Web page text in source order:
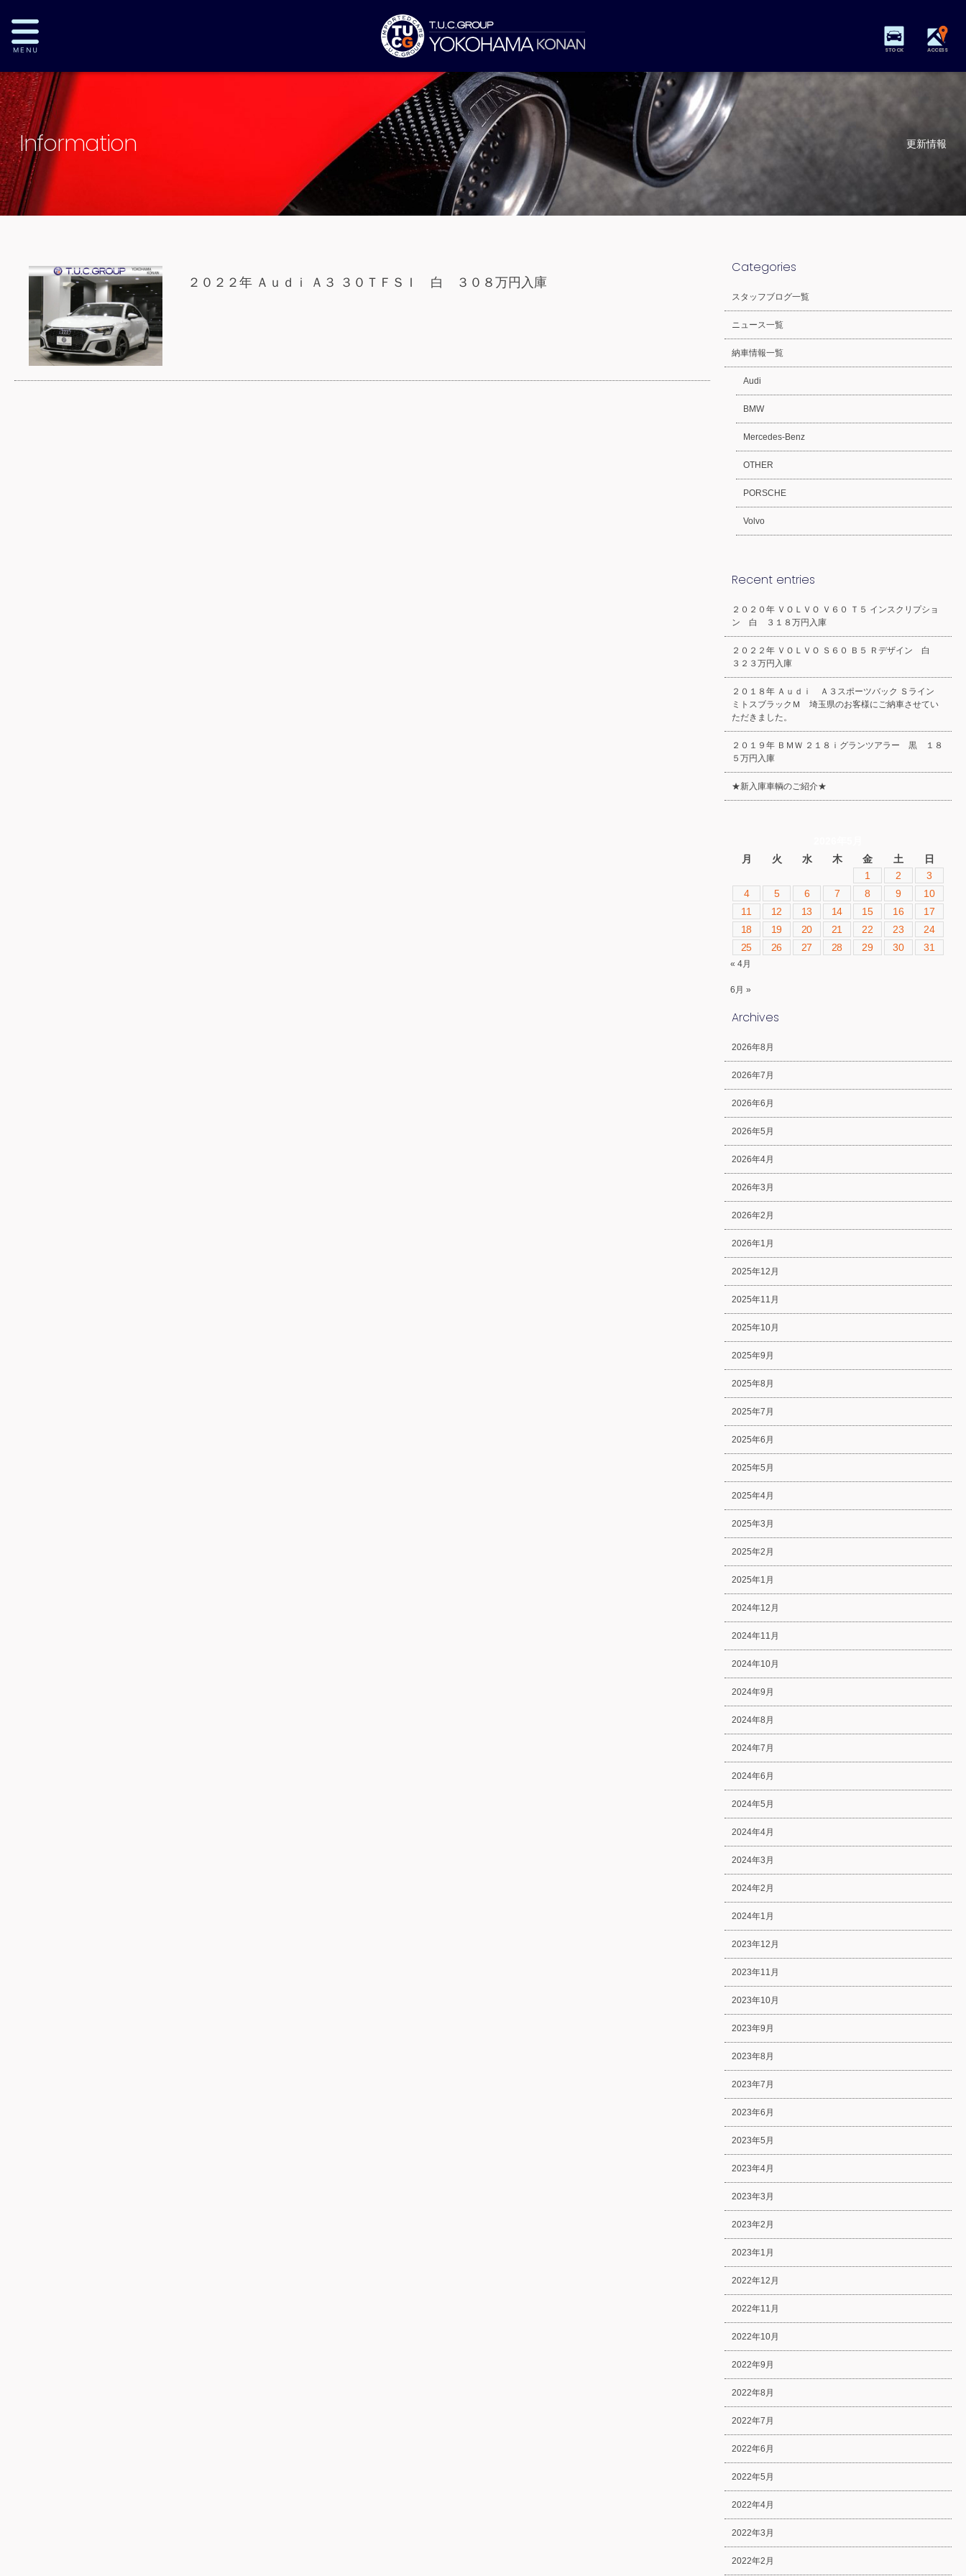
STOCK ACCESS
Information 更新情報
２０２２年 Ａｕｄｉ Ａ３ ３０ＴＦＳＩ 白 ３０８万円入庫
Categories
スタッフブログ一覧
ニュース一覧
納車情報一覧
Audi
BMW
Mercedes-Benz
OTHER
PORSCHE
Volvo
Recent entries
２０２０年 ＶＯＬＶＯ Ｖ６０ Ｔ５ インスクリプショ
ン 白 ３１８万円入庫
２０２２年 ＶＯＬＶＯ Ｓ６０ Ｂ５ Ｒデザイン 白
３２３万円入庫
２０１８年 Ａｕｄｉ Ａ３スポーツバック Ｓライン
ミトスブラックＭ 埼玉県のお客様にご納車させてい
ただきました。
２０１９年 ＢＭＷ ２１８ｉグランツアラー 黒 １８
５万円入庫
★新入庫車輌のご紹介★
月
火 水 木 金 土
日
1
2
3
4
5 6 7 8 9
10
11
12 13 14 15 16
17
18
19 20 21 22 23
24
25
26 27 28 29 30 31
« 4月
6月 »
Archives
2026年8月
2026年7月
2026年6月
2026年5月
2026年4月
2026年3月
2026年2月
2026年1月
2025年12月
2025年11月
2025年10月
2025年9月
2025年8月
2025年7月
2025年6月
2025年5月
2025年4月
2025年3月
2025年2月
2025年1月
2024年12月
2024年11月
2024年10月
2024年9月
2024年8月
2024年7月
2024年6月
2024年5月
2024年4月
2024年3月
2024年2月
2024年1月
2023年12月
2023年11月
2023年10月
2023年9月
2023年8月
2023年7月
2023年6月
2023年5月
2023年4月
2023年3月
2023年2月
2023年1月
2022年12月
2022年11月
2022年10月
2022年9月
2022年8月
2022年7月
2022年6月
2022年5月
2022年4月
2022年3月
2022年2月